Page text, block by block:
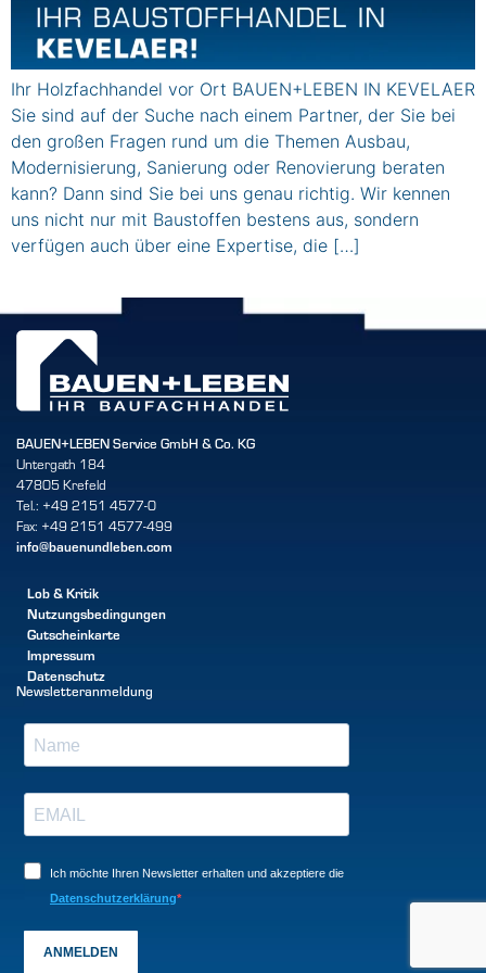
Ihr Holzfachhandel vor Ort BAUEN+LEBEN IN KEVELAER
Sie sind auf der Suche nach einem Partner, der Sie bei
den großen Fragen rund um die Themen Ausbau,
Modernisierung, Sanierung oder Renovierung beraten
kann? Dann sind Sie bei uns genau richtig. Wir kennen
uns nicht nur mit Baustoffen bestens aus, sondern
verfügen auch über eine Expertise, die […]
BAUEN+LEBEN Service GmbH & Co. KG
Untergath 184
47805 Krefeld
Tel.: +49 2151 4577-0
Fax: +49 2151 4577-499
info@bauenundleben.com
Lob & Kritik
Nutzungsbedingungen
Gutscheinkarte
Impressum
Datenschutz
Newsletteranmeldung
Ich möchte Ihren Newsletter erhalten und akzeptiere die
Datenschutzerklärung
ANMELDEN